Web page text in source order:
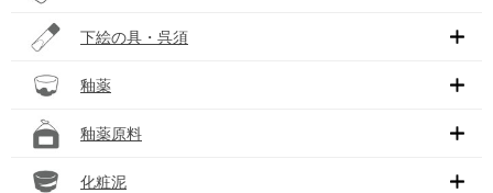
下絵の具・呉須
釉薬
釉薬原料
化粧泥